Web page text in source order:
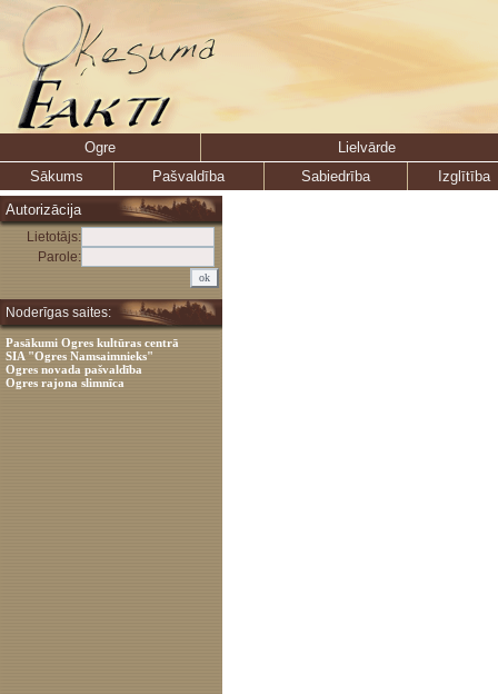
Ogre
Lielvārde
Sākums
Pašvaldība Sabiedrība
Izglītība
Autorizācija
Lietotājs:
Parole:
Noderīgas saites:
Pasākumi Ogres kultūras centrā
SIA "Ogres Namsaimnieks"
Ogres novada pašvaldība
Ogres rajona slimnīca